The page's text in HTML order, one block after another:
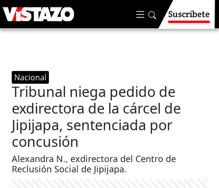
Suscríbete
Nacional
Tribunal niega pedido de
exdirectora de la cárcel de
Jipijapa, sentenciada por
concusión
Alexandra N., exdirectora del Centro de
Reclusión Social de Jipijapa.